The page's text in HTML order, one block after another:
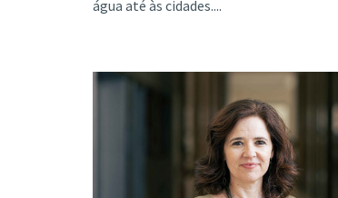
água até às cidades....